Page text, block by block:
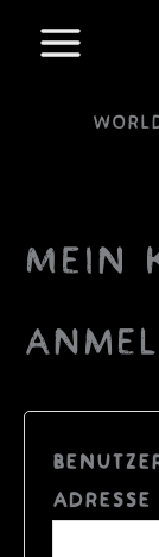
Inhalt
Mein
Adresse